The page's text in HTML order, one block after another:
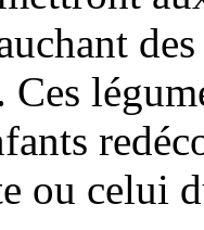
Ces
ou celui